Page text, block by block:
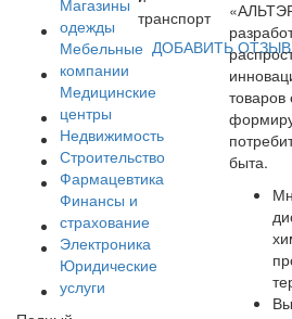
Магазины
одежды
Мебельные
компании
Медицинские
центры
Недвижимость
Строительство
Фармацевтика
Финансы и
страхование
Электроника
Юридические
услуги
транспорт
ДОБАВИТЬ ОТЗЫВ
товаров
быта.